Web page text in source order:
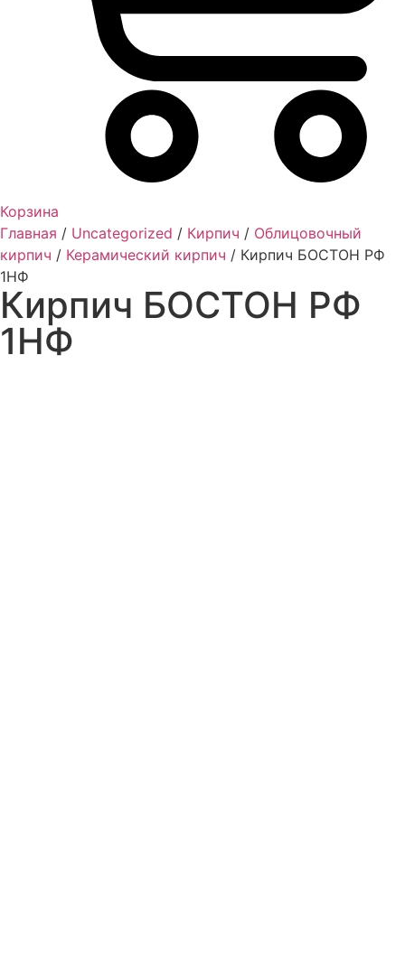
Корзина
Главная / Uncategorized / Кирпич / Облицовочный
кирпич / Керамический кирпич / Кирпич БОСТОН РФ
1НФ
Кирпич БОСТОН РФ
1НФ